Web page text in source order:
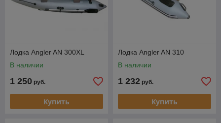
Лодка Angler AN 300XL
В наличии
1 250 руб.
Купить
Лодка Angler AN 310
В наличии
1 232 руб.
Купить